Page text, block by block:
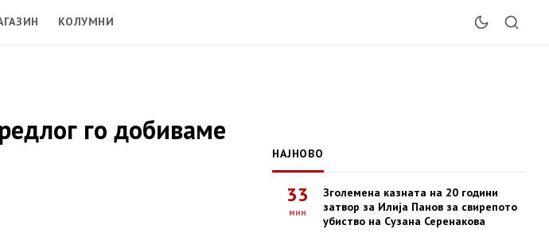
КОЛУМНИ
го добиваме
НАЈНОВО
33
мин
Зголемена казната на 20 години
затвор за Илија Панов за свирепото
убиство на Сузана Серенакова